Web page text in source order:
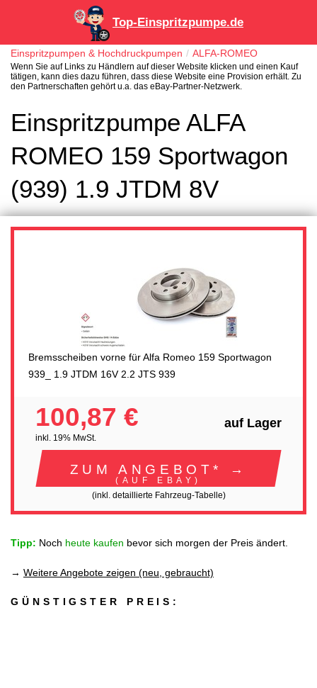
Top-Einspritzpumpe.de
Einspritzpumpen & Hochdruckpumpen ALFA-ROMEO
Wenn Sie auf Links zu Händlern auf dieser Website klicken und einen Kauf
tätigen, kann dies dazu führen, dass diese Website eine Provision erhält. Zu
den Partnerschaften gehört u.a. das eBay-Partner-Netzwerk.
Einspritzpumpe ALFA
ROMEO 159 Sportwagon
(939) 1.9 JTDM 8V
Bremsscheiben vorne für Alfa Romeo 159 Sportwagon
939_ 1.9 JTDM 16V 2.2 JTS 939
100,87 €
inkl. 19% MwSt.
auf Lager
ZUM ANGEBOT* →
(AUF EBAY)
(inkl. detaillierte Fahrzeug-Tabelle)
Tipp: Noch heute kaufen bevor sich morgen der Preis ändert.
→ Weitere Angebote zeigen (neu, gebraucht)
GÜNSTIGSTER PREIS: